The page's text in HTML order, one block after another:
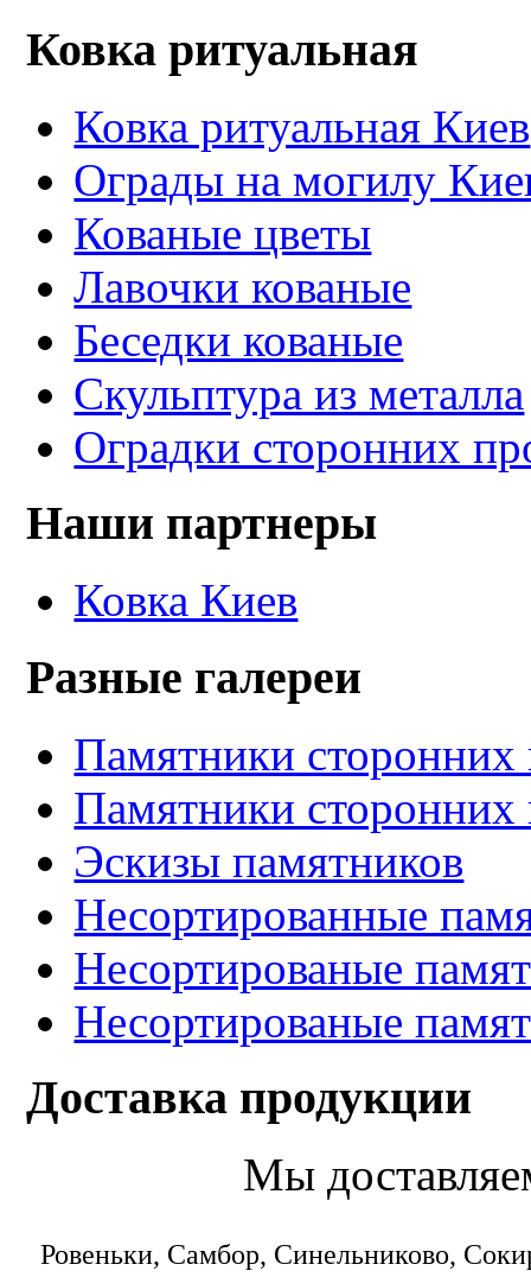
Ковка ритуальная
Ковка ритуальная Киев
Ограды на могилу
Кованые цветы
Лавочки кованые
Беседки кованые
Скульптура из металла
Оградки сторонних
Наши партнеры
Ковка Киев
Разные галереи
Памятники сторонних
Памятники сторонних
Эскизы памятников
Несортированные
Несортированые
Несортированые
Доставка продукции
Мы
Ровеньки, Самбор, Синельниково,